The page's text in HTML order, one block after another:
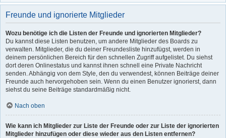
Freunde und ignorierte Mitglieder
Wozu benötige ich die Listen der Freunde und ignorierten Mitglieder?
Du kannst diese Listen benutzen, um andere Mitglieder des Boards zu
verwalten. Mitglieder, die du deiner Freundesliste hinzufügst, werden in
deinem persönlichen Bereich für den schnellen Zugriff aufgelistet. Du siehst
dort deren Onlinestatus und kannst ihnen schnell eine Private Nachricht
senden. Abhängig von dem Style, den du verwendest, können Beiträge deiner
Freunde auch hervorgehoben sein. Wenn du einen Benutzer ignorierst, dann
siehst du seine Beiträge standardmäßig nicht.
Nach oben
Wie kann ich Mitglieder zur Liste der Freunde oder zur Liste der ignorierten
Mitglieder hinzufügen oder diese wieder aus den Listen entfernen?